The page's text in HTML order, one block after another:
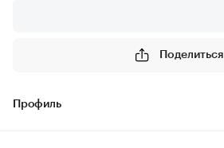
Поделиться
Профиль